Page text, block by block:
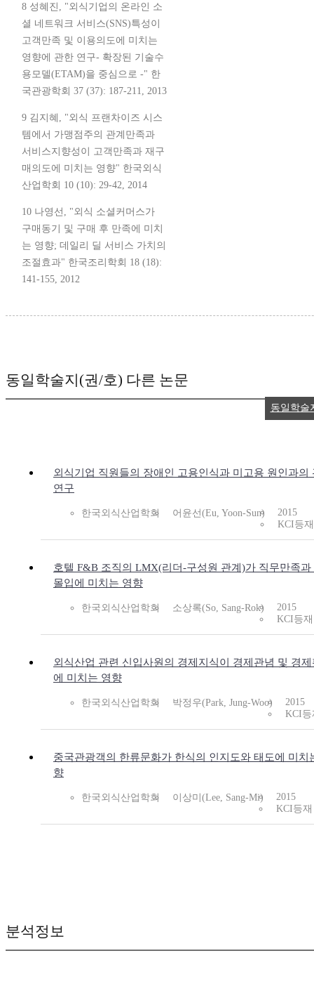
8 성혜진, "외식기업의 온라인 소
셜 네트워크 서비스(SNS)특성이
고객만족 및 이용의도에 미치는
영향에 관한 연구- 확장된 기술수
용모델(ETAM)을 중심으로 -" 한
국관광학회 37 (37): 187-211, 2013
9 김지혜, "외식 프랜차이즈 시스
템에서 가맹점주의 관계만족과
서비스지향성이 고객만족과 재구
매의도에 미치는 영향" 한국외식
산업학회 10 (10): 29-42, 2014
10 나영선, "외식 소셜커머스가
구매동기 및 구매 후 만족에 미치
는 영향; 데일리 딜 서비스 가치의
조절효과" 한국조리학회 18 (18):
141-155, 2012
동일학술지(권/호) 다른 논문
외식기업 직원들의 장애인 고용인식과 미고용 원인과의
연구
한국외식산업학회 어윤선(Eu, Yoon-Sun)
2015
KCI등재
호텔 F&B 조직의 LMX(리더-구성원 관계)가 직무만족과
몰입에 미치는 영향
한국외식산업학회 소상록(So, Sang-Rok)
2015
KCI등재
외식산업 관련 신입사원의 경제지식이 경제관념 및 경
에 미치는 영향
한국외식산업학회 박정우(Park, Jung-Woo)
2015
KCI등
중국관광객의 한류문화가 한식의 인지도와 태도에 미치
향
한국외식산업학회 이상미(Lee, Sang-Mi)
2015
KCI등재
동일학술
분석정보